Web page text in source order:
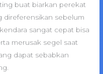
buat biarkan perekat
direferensikan sebelum
sangat cepat bisa
merusak segel saat
dapat sebabkan